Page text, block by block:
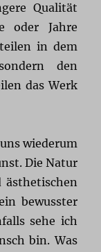
Qualität
oder Jahre
in dem
den
das Werk
wiederum
Die Natur
ästhetischen
bewusster
sehe ich
bin. Was